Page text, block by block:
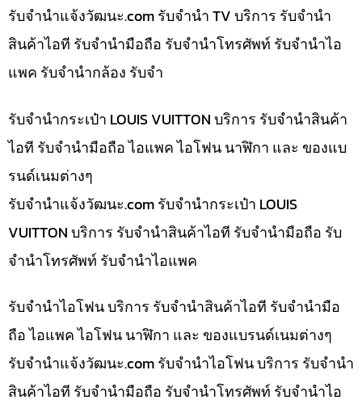
รับจํานําแจ้งวัฒนะ.com รับจำนำ TV บริการ รับจำนำ
สินค้าไอที รับจำนำมือถือ รับจำนำโทรศัพท์ รับจำนำไอ
แพค รับจำนำกล้อง รับจำ
รับจำนำกระเป๋า LOUIS VUITTON บริการ รับจำนำสินค้า
ไอที รับจำนำมือถือ ไอแพค ไอโฟน นาฬิกา และ ของแบ
รนด์เนมต่างๆ
รับจํานําแจ้งวัฒนะ.com รับจำนำกระเป๋า LOUIS
VUITTON บริการ รับจำนำสินค้าไอที รับจำนำมือถือ รับ
จำนำโทรศัพท์ รับจำนำไอแพค
รับจำนำไอโฟน บริการ รับจำนำสินค้าไอที รับจำนำมือ
ถือ ไอแพค ไอโฟน นาฬิกา และ ของแบรนด์เนมต่างๆ
รับจํานําแจ้งวัฒนะ.com รับจำนำไอโฟน บริการ รับจำนำ
สินค้าไอที รับจำนำมือถือ รับจำนำโทรศัพท์ รับจำนำไอ